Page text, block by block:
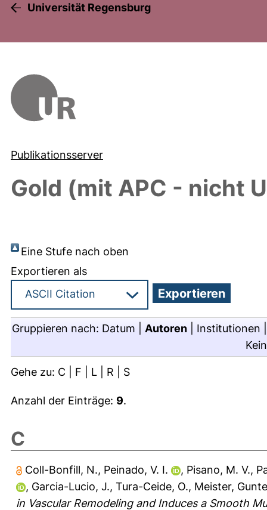
Universität Regensburg
Publikationsserver
Gold (mit APC - nicht
Eine Stufe nach oben
Exportieren als
Gruppieren nach: Datum Autoren Institutionen
Gehe zu: C F L R S
Anzahl der Einträge: 9.
C
Coll-Bonfill, N., Peinado, V. I. , Pisano, M. V.,
, Garcia-Lucio, J., Tura-Ceide, O., Meister,
in Vascular Remodeling and Induces a Smooth